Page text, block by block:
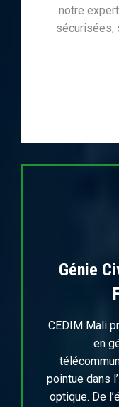
notre
sécurisées,
Génie
CEDIM Mali
en
pointue dans
optique. De